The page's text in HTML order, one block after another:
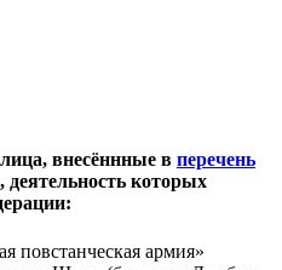
внесённные в перечень
деятельность которых
повстанческая армия»